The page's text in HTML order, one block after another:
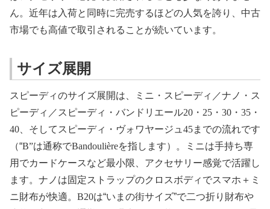
ん。近年は入荷と同時に完売するほどの人気を誇り、中古
市場でも高値で取引されることが続いています。
サイズ展開
スピーディのサイズ展開は、ミニ・スピーディ／ナノ・ス
ピーディ／スピーディ・バンドリエール20 ・ 25 ・ 30 ・ 35 ・
40 、そしてスピーディ・ヴォワヤージュ 45までの流れです
（“B”は通称でBandoulièreを指します）。ミニは手持ち専
用でカードケースなど最小限、アクセサリー感覚で活躍し
ます。ナノは固定ストラップのクロスボディでスマホ＋ミ
ニ財布が快適。 B20は“いまの街サイズ”で二つ折り財布や